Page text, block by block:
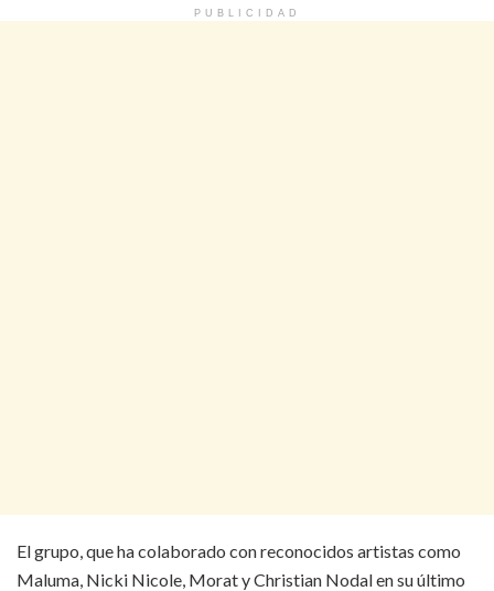
PUBLICIDAD
El grupo, que ha colaborado con reconocidos artistas como
Maluma, Nicki Nicole, Morat y Christian Nodal en su último